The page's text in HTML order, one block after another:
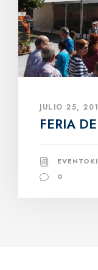
JULIO 25,
FERIA
0